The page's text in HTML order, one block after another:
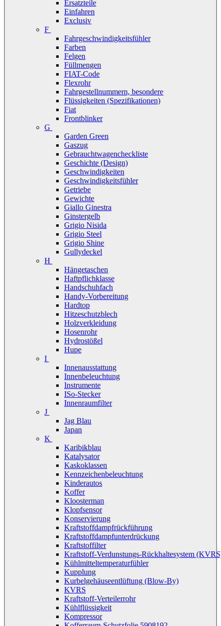
Ersatzteile
Einfahren
Exclusiv
F
Fahrgeschwindigkeitsfühler
Farben
Felgen
Füllmengen
FIAT-Code
Flexrohr
Fahrgestellnummern, besondere
Flüssigkeiten (Spezifikationen)
Fiat
Frontblinker
G
Garden Green
Gaszug
Gebrauchtwagencheckliste
Geschichte (Design)
Geschwindigkeiten
Geschwindigkeitsfühler
Getriebe
Gewichte
Giallo Ginestra
Ginstergelb
Grigio Nisida
Grigio Steel
Grigio Shine
Gullydeckel
H
Hängetaschen
Haftpflichklasse
Handschuhfach
Handy-Vorbereitung
Hardtop
Hitzeschutzblech
Holzverkleidung
Hosenrohr
Hydrostößel
Hupe
I
Innenausstattung
Innenbeleuchtung
Instrumente
ISo-Stecker
Innenraumfilter
J
Jag Blau
Japan
K
Karibikblau
Katalysator
Kaskoklassen
Kennzeichenbeleuchtung
Kinderautos
Koffer
Kloosterman
Klopfsensor
Konservierung
Kraftstoffdampfrückführung
Kraftstoffdampfunterdrückung
Kraftstoffilter
Kraftstoff-Verdunstungs-Rückhaltesystem
Kühlmitteltemperaturfühler
Kupplung
Kurbelgehäuseentlüftung (Blow-By)
KVRS
Kraftstoff-Verteilerrohr
Kühlflüssigkeit
Kompressor